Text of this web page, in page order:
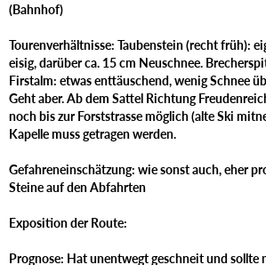
(Bahnhof)
Tourenverhältnisse: Taubenstein (recht früh):
eisig, darüber ca. 15 cm Neuschnee.
Firstalm: etwas enttäuschend, wenig Schnee
Geht aber. Ab dem Sattel Richtung
noch bis zur Forststrasse möglich (alte Ski
Kapelle muss getragen werden.
Gefahreneinschätzung: wie sonst auch, eher
Steine auf den Abfahrten
Exposition der Route:
Prognose: Hat unentwegt geschneit und sollte